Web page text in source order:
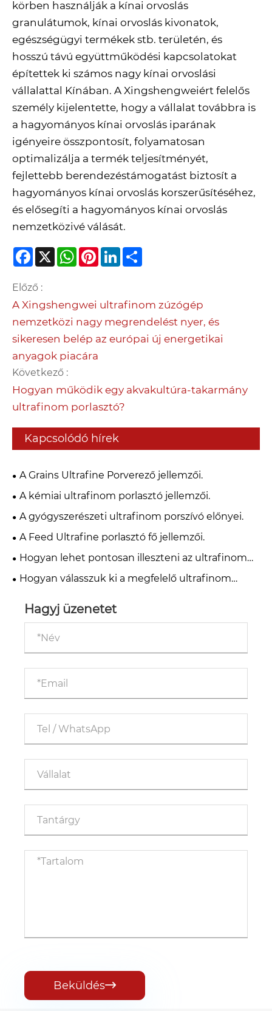
körben használják a kínai orvoslás
granulátumok, kínai orvoslás kivonatok,
egészségügyi termékek stb. területén, és
hosszú távú együttműködési kapcsolatokat
építettek ki számos nagy kínai orvoslási
vállalattal Kínában. A Xingshengweiért felelős
személy kijelentette, hogy a vállalat továbbra is
a hagyományos kínai orvoslás iparának
igényeire összpontosít, folyamatosan
optimalizálja a termék teljesítményét,
fejlettebb berendezéstámogatást biztosít a
hagyományos kínai orvoslás korszerűsítéséhez,
és elősegíti a hagyományos kínai orvoslás
nemzetközivé válását.
Facebook
X WhatsApp
Pinterest
LinkedIn
Előző :
A Xingshengwei ultrafinom zúzógép
nemzetközi nagy megrendelést nyer, és
sikeresen belép az európai új energetikai
anyagok piacára
Következő :
Hogyan működik egy akvakultúra-takarmány
ultrafinom porlasztó?
Kapcsolódó hírek
A Grains Ultrafine Porverező jellemzői.
A kémiai ultrafinom porlasztó jellemzői.
A gyógyszerészeti ultrafinom porszívó előnyei.
A Feed Ultrafine porlasztó fő jellemzői.
Hogyan lehet pontosan illeszteni az ultrafinom
aprítókat a gyártósorhoz?
Hogyan válasszuk ki a megfelelő ultrafinom
iránymutatások a határokon átnyúló
beszerzésekhez
Hagyj üzenetet
Beküldés